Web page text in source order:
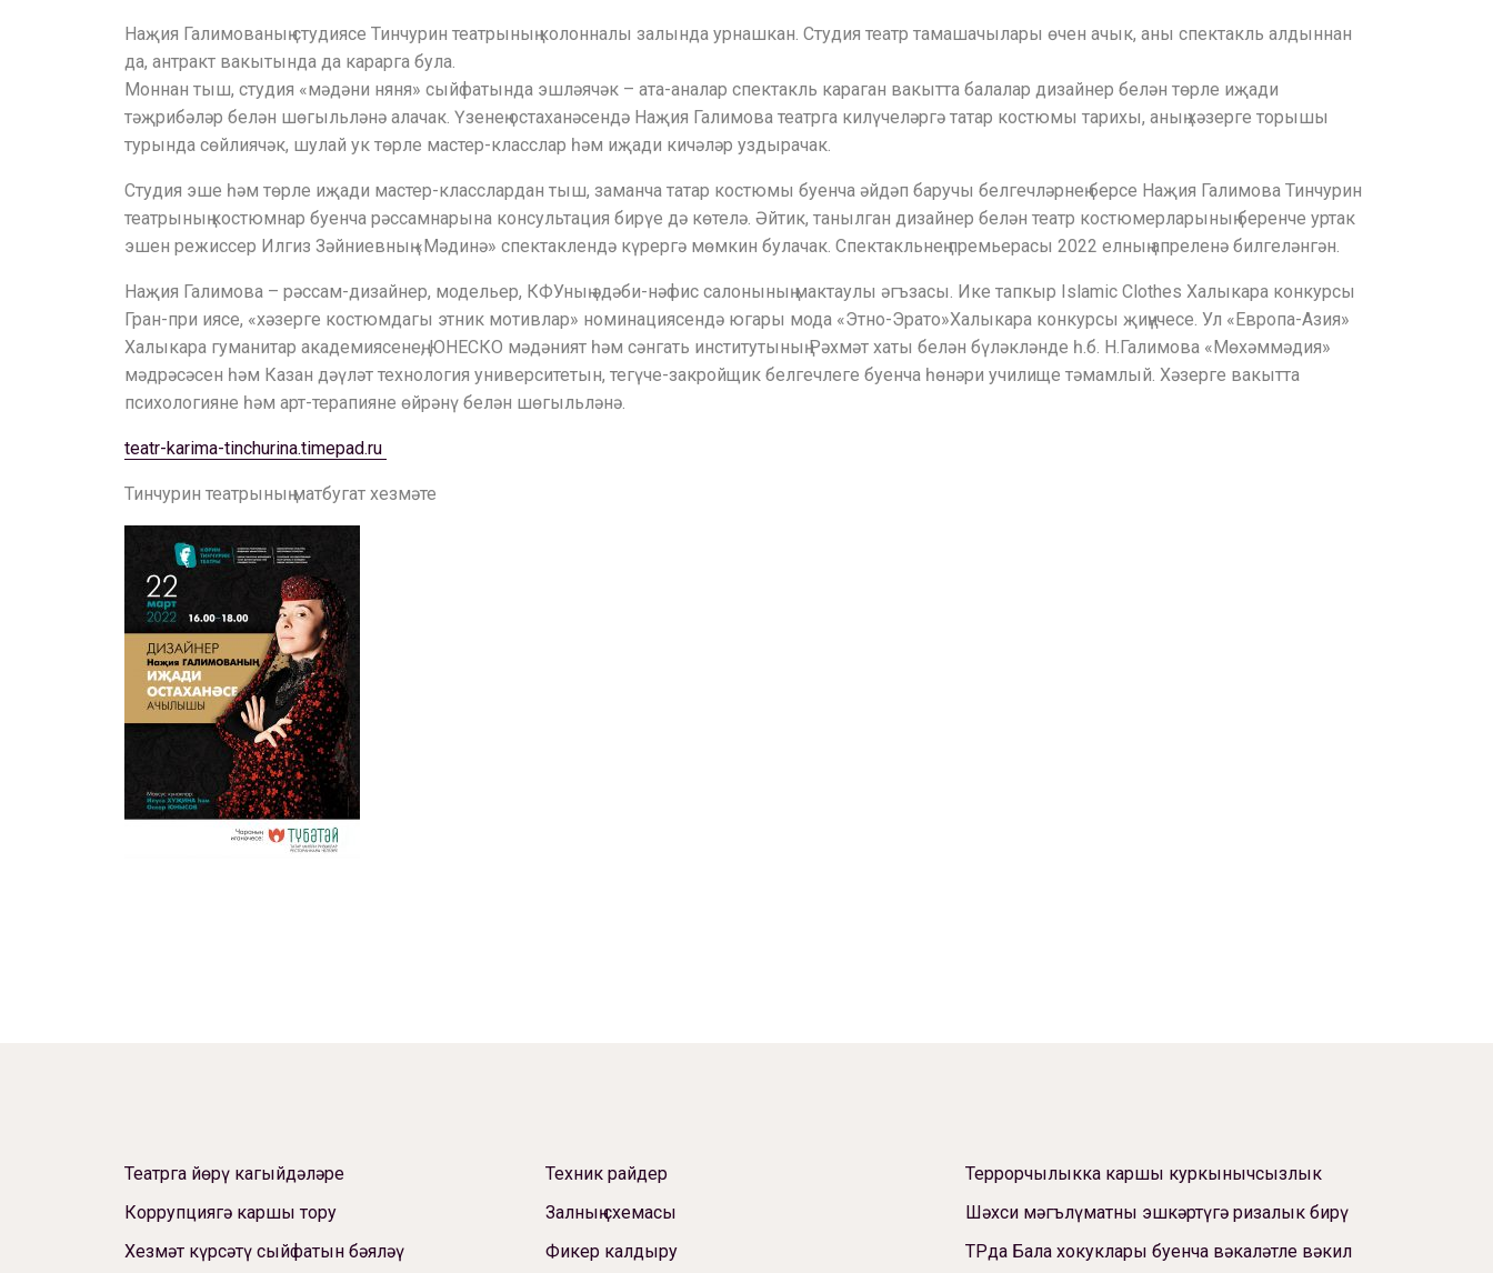
Наҗия Галимованың студиясе Тинчурин театрының колонналы залында урнашкан. Студия театр тамашачылары өчен ачык, аны спектакль алдыннан
да, антракт вакытында да карарга була.
Моннан тыш, студия «мәдәни няня» сыйфатында эшләячәк – ата-аналар спектакль караган вакытта балалар дизайнер белән төрле иҗади
тәҗрибәләр белән шөгыльләнә алачак. Үзенең остаханәсендә Наҗия Галимова театрга килүчеләргә татар костюмы тарихы, аның хәзерге торышы
турында сөйлиячәк, шулай ук төрле мастер-класслар һәм иҗади кичәләр уздырачак.
Студия эше һәм төрле иҗади мастер-класслардан тыш, заманча татар костюмы буенча әйдәп баручы белгечләрнең берсе Наҗия Галимова Тинчурин
театрының костюмнар буенча рәссамнарына консультация бирүе дә көтелә. Әйтик, танылган дизайнер белән театр костюмерларының беренче уртак
эшен режиссер Илгиз Зәйниевның «Мәдинә» спектаклендә күрергә мөмкин булачак. Спектакльнең премьерасы 2022 елның апреленә билгеләнгән.
Наҗия Галимова – рәссам-дизайнер, модельер, КФУның әдәби-нәфис салонының мактаулы әгъзасы. Ике тапкыр Islamic Clothes Халыкара конкурсы
Гран-при иясе, «хәзерге костюмдагы этник мотивлар» номинациясендә югары мода «Этно-Эрато»Халыкара конкурсы җиңүчесе. Ул «Европа-Азия»
Халыкара гуманитар академиясенең, ЮНЕСКО мәдәният һәм сәнгать институтының Рәхмәт хаты белән бүләкләнде һ.б. Н.Галимова «Мөхәммәдия»
мәдрәсәсен һәм Казан дәүләт технология университетын, тегүче-закройщик белгечлеге буенча һөнәри училище тәмамлый. Хәзерге вакытта
психологияне һәм арт-терапияне өйрәнү белән шөгыльләнә.
teatr-karima-tinchurina.timepad.ru
Тинчурин театрының матбугат хезмәте
Театрга йөрү кагыйдәләре
Коррупциягә каршы тору
Хезмәт күрсәтү сыйфатын бәяләү
Техник райдер
Залның схемасы
Фикер калдыру
Террорчылыкка каршы куркынычсызлык
Шәхси мәгълүматны эшкәртүгә ризалык бирү
ТРда Бала хокуклары буенча вәкаләтле вәкил